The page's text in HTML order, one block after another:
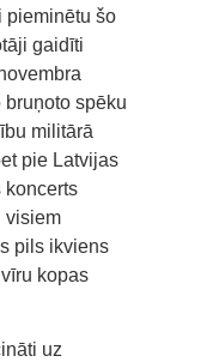
pieminētu šo
gaidīti
spēku
militārā
pie Latvijas
koncerts
visiem
pils ikviens
kopas
uz